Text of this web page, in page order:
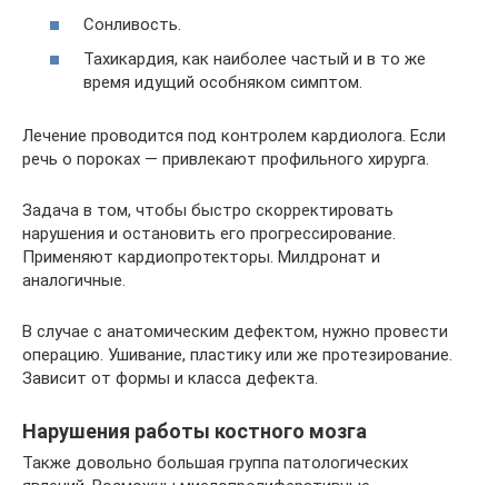
Сонливость.
Тахикардия, как наиболее частый и в то же
время идущий особняком симптом.
Лечение проводится под контролем кардиолога. Если
речь о пороках — привлекают профильного хирурга.
Задача в том, чтобы быстро скорректировать
нарушения и остановить его прогрессирование.
Применяют кардиопротекторы. Милдронат и
аналогичные.
В случае с анатомическим дефектом, нужно провести
операцию. Ушивание, пластику или же протезирование.
Зависит от формы и класса дефекта.
Нарушения работы костного мозга
Также довольно большая группа патологических